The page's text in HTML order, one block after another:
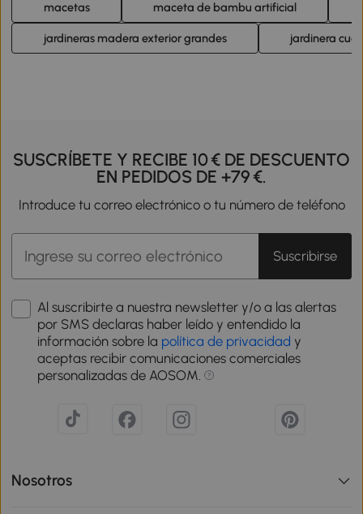
macetas maceta de bambu artificial
jardineras madera exterior grandes jardinera
SUSCRÍBETE Y RECIBE 10 € DE DESCUENTO
EN PEDIDOS DE +79 €.
Introduce tu correo electrónico o tu número de teléfono
Suscribirse
Al suscribirte a nuestra newsletter y/o a las alertas
por SMS declaras haber leído y entendido la
información sobre la política de privacidad y
aceptas recibir comunicaciones comerciales
personalizadas de AOSOM.
Nosotros